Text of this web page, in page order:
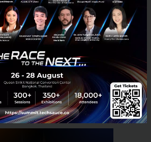
น เรายังจะกล้ากลับไปปีนหน้าผาอีก
จะกำลังทำอะไรอยู่?
ร์ก Neuralink ปัญญาประดิษฐ์
No comment